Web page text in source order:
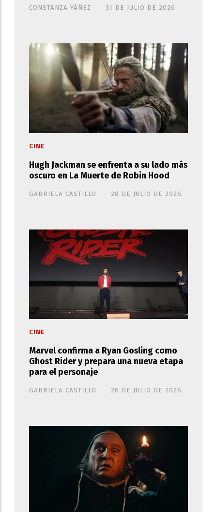
CONSTANZA YÁÑEZ 31 DE JULIO DE 2026
Hugh Jackman se enfrenta a su lado más
oscuro en La Muerte de Robin Hood
GABRIELA CASTILLO
CINE
28 DE JULIO DE 2026
Marvel confirma a Ryan Gosling como
Ghost Rider y prepara una nueva etapa
para el personaje
GABRIELA CASTILLO
CINE
26 DE JULIO DE 2026